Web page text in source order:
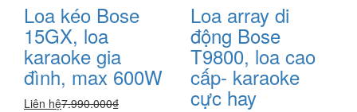
Loa kéo Bose
15GX, loa
karaoke gia
đình, max 600W
Liên hệ7.990.000₫
Loa array di
động Bose
T9800, loa cao
cấp- karaoke
cực hay